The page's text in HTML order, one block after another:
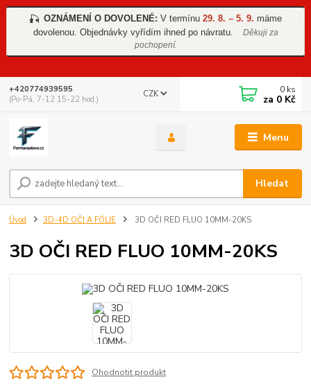
🎣 OZNÁMENÍ O DOVOLENÉ: V termínu 29. 8. – 5. 9. máme
dovolenou. Objednávky vyřídím ihned po návratu.
Děkuji za
pochopení.
Menu
CZK
Hledat
+420774939595
(Po-Pá, 7-12 15-22 hod.)
0 ks
za 0 Kč
Úvod 3D-4D OČI A FÓLIE 3D OČI RED FLUO 10MM-20KS
3D OČI RED FLUO 10MM-20KS
Ohodnotit produkt